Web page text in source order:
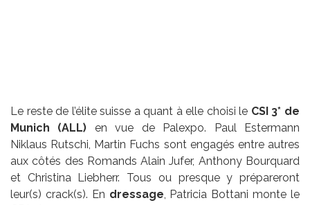
Le reste de l’élite suisse a quant à elle choisi le CSI 3* de
Munich (ALL) en vue de Palexpo. Paul Estermann
Niklaus Rutschi, Martin Fuchs sont engagés entre autres
aux côtés des Romands Alain Jufer, Anthony Bourquard
et Christina Liebherr. Tous ou presque y prépareront
leur(s) crack(s). En dressage, Patricia Bottani monte le